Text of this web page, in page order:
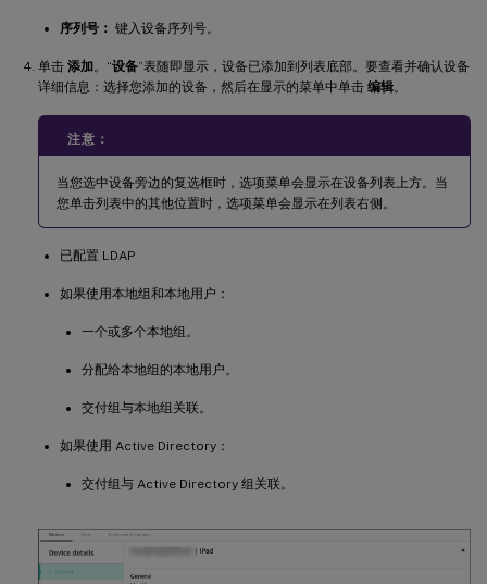
序列号： 键入设备序列号。
单击 添加。“设备”表随即显示，设备已添加到列表底部。要查看并确认设备
详细信息：选择您添加的设备，然后在显示的菜单中单击 编辑。
注意：
当您选中设备旁边的复选框时，选项菜单会显示在设备列表上方。当
您单击列表中的其他位置时，选项菜单会显示在列表右侧。
已配置 LDAP
如果使用本地组和本地用户：
一个或多个本地组。
分配给本地组的本地用户。
交付组与本地组关联。
如果使用 Active Directory：
交付组与 Active Directory 组关联。